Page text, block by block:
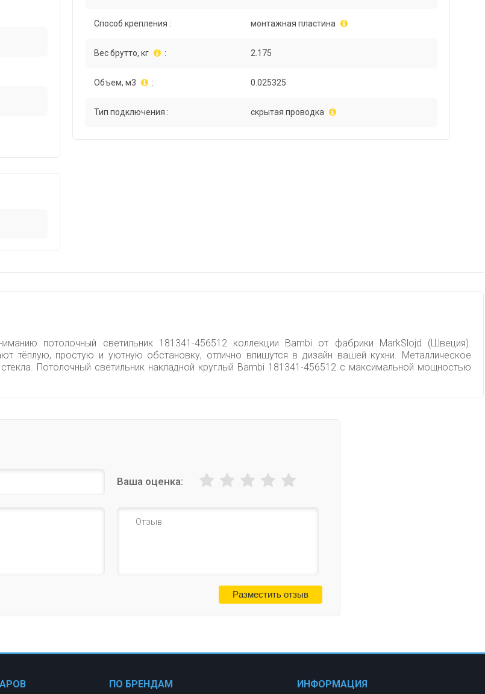
Способ крепления : монтажная пластина
Вес брутто, кг : 2.175
Объем, м3 : 0.025325
Тип подключения : скрытая проводка
потолочный светильник 181341-456512 коллекции Bambi от фабрики MarkSlojd (Швеция).
тёплую, простую и уютную обстановку, отлично впишутся в дизайн вашей кухни. Металлическое
Потолочный светильник накладной круглый Bambi 181341-456512 с максимальной мощностью
Ваша оценка:
ПО БРЕНДАМ ИНФОРМАЦИЯ